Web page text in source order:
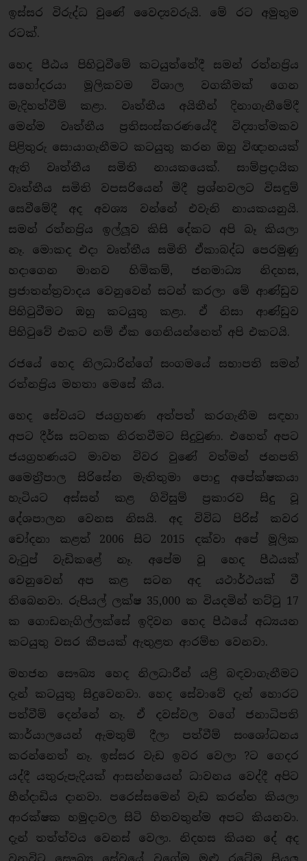
ඉස්සර විරුද්ධ වුණේ වෛද්‍යවරුයි. මේ රට අමුතුම
රටක්.
හෙද පීඨය පිහිටුවීමේ කටයුත්තේදී සමන් රත්නප‍්‍රිය
සහෝදරයා මූලිකවම විශාල වගකීමක් ගෙන
මැදිහත්වීම් කළා. වෘත්තීය අයිතීන් දිනාගැනීමේදී
මෙන්ම වෘත්තීය ප‍්‍රතිසංස්කරණයේදී විද්‍යාත්මකව
පිළිතුරු සොයාගැනීමට කටයුතු කරන ඔහු විඥානයක්
ඇති වෘත්තීය සමිති නායකයෙක්. සාම්ප‍්‍රදායික
වෘත්තීය සමිති වපසරියෙන් මිදී ප‍්‍රශ්නවලට විසඳුම්
සෙවීමේදී අද අවශ්‍ය වන්නේ එවැනි නායකයනුයි.
සමන් රත්නප‍්‍රිය ඉල්ලූව කිසි දේකට අපි බෑ කියලා
නෑ. මොකද එදා වෘත්තීය සමිති ඒකාබද්ධ පෙරමුණු
හදාගෙන මානව හිමිකම්, ජනමාධ්‍ය නිදහස,
ප‍්‍රජාතන්ත‍්‍රවාදය වෙනුවෙන් සටන් කරලා මේ ආණ්ඩුව
පිහිටුවීමට ඔහු කටයුතු කළා. ඒ නිසා ආණ්ඩුව
පිහිටුවේ එකට නම් ඒක ගෙනියන්නෙත් අපි එකටයි.
රජයේ හෙද නිලධාරින්ගේ සංගමයේ සභාපති සමන්
රත්නප‍්‍රිය මහතා මෙසේ කීය.
හෙද සේවයට ජයග‍්‍රහණ අත්පත් කරගැනීම සඳහා
අපට දීර්ඝ සටනක නිරතවීමට සිදුවුණා. එහෙත් අපට
ජයග‍්‍රහණයට මාවත විවර වුණේ වත්මන් ජනපති
මෛත‍්‍රීපාල සිරිසේන මැතිතුමා පොදු අපේක්ෂකයා
හැටියට අස්සන් කළ ගිවිසුම් ප‍්‍රකාරව සිදු වූ
දේශපාලන වෙනස නිසයි. අද විවිධ පිරිස් කවර
චෝදනා කළත් 2006 සිට 2015 දක්වා අපේ මූලික
වැටුප් වැඩිකළේ නෑ. අපේම වූ හෙද පීඨයක්
වෙනුවෙන් අප කළ සටන අද යථාර්ථයක් වී
තිබෙනවා. රුපියල් ලක්ෂ 35,000 ක වියදමින් තට්ටු 17
ක ගොඩනැගිල්ලක්සේ ඉදිවන හෙද පීඨයේ අධ්‍යයන
කටයුතු වසර කීපයක් ඇතුළත ආරම්භ වෙනවා.
මහජන සෞඛ්‍ය හෙද නිලධාරීන් යළි බඳවාගැනීමට
දැන් කටයුතු සිදුවෙනවා. හෙද සේවාවේ දැන් හොරට
පත්වීම් දෙන්නේ නෑ. ඒ දවස්වල වගේ ජනාධිපති
කාර්යාලයෙන් ඇමතුම් දීලා පත්වීම් සංශෝධනය
කරන්නෙත් නෑ. ඉස්සර වැඩ ඉවර වෙලා ?ට ගෙදර
යද්දී යතුරුපැදියක් ආසන්නයෙන් ධාවනය වෙද්දී අපිට
හීන්දාඩිය දානවා. පරෙස්සමෙන් වැඩ කරන්න කියලා
ආරක්ෂක හමුදාවල සිටි හිතවතුන්ම අපට කියනවා.
දැන් තත්ත්වය වෙනස් වෙලා. නිදහස කියන දේ අද